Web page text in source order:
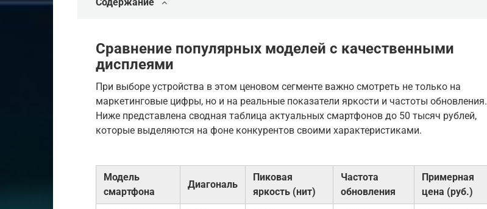
Сравнение популярных моделей с качественными
дисплеями
При выборе устройства в этом ценовом сегменте важно смотреть не только на
маркетинговые цифры, но и на реальные показатели яркости и частоты обновления.
Ниже представлена сводная таблица актуальных смартфонов до 50 тысяч рублей,
которые выделяются на фоне конкурентов своими характеристиками.
Модель
смартфона
Диагональ
Пиковая
яркость (нит)
Частота
обновления
Примерная
цена (руб.)